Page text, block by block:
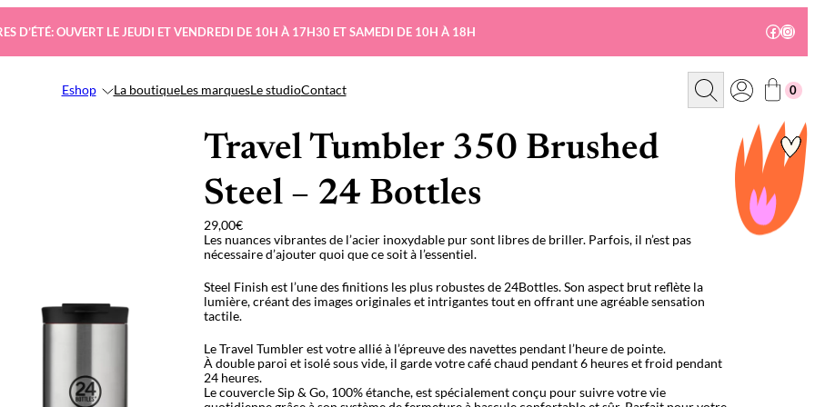
D’ÉTÉ: OUVERT LE JEUDI ET VENDREDI DE 10H À 17H30 ET SAMEDI DE 10H À 18H
Eshop La boutiqueLes marquesLe studioContact
R
c
0
Travel Tumbler 350 Brushed
Steel – 24 Bottles
29,00€
Les nuances vibrantes de l’acier inoxydable pur sont libres de briller. Parfois, il n’est pas
nécessaire d’ajouter quoi que ce soit à l’essentiel.
Steel Finish est l’une des finitions les plus robustes de 24Bottles. Son aspect brut reflète la
lumière, créant des images originales et intrigantes tout en offrant une agréable sensation
tactile.
Le Travel Tumbler est votre allié à l’épreuve des navettes pendant l’heure de pointe.
À double paroi et isolé sous vide, il garde votre café chaud pendant 6 heures et froid pendant
24 heures.
Le couvercle Sip & Go, 100% étanche, est spécialement conçu pour suivre votre vie